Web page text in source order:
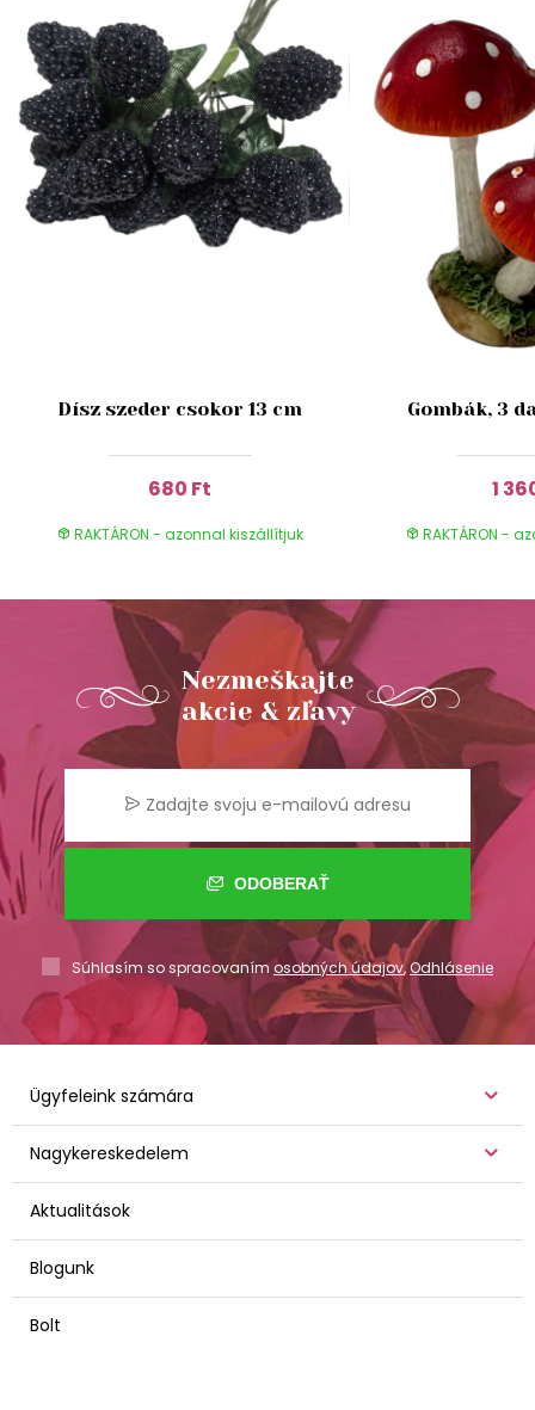
Dísz szeder csokor 13 cm
680 Ft
RAKTÁRON - azonnal kiszállítjuk
Gombák, 3
1
RAKTÁRON -
Nezmeškajte
akcie & zľavy
ODOBERAŤ
Súhlasím so spracovaním osobných údajov,Odhlásenie
Ügyfeleink számára
Nagykereskedelem
Aktualitások
Blogunk
Bolt